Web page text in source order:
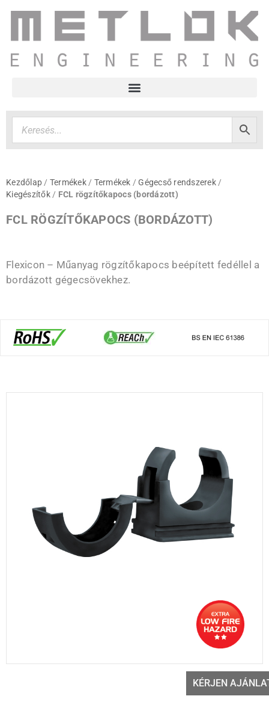
Kezdőlap / Termékek/ Termékek /Gégecső rendszerek/
Kiegészítők/ FCL rögzítőkapocs (bordázott)
FCL RÖGZÍTŐKAPOCS (BORDÁZOTT)
Flexicon – Műanyag rögzítőkapocs beépített fedéllel a
bordázott gégecsövekhez.
KÉRJEN